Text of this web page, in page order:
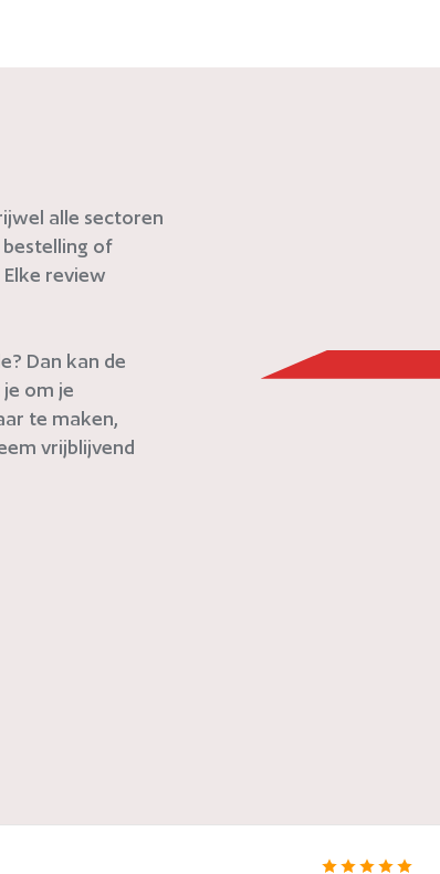
alle sectoren
of
review
Dan kan de
om je
te maken,
vrijblijvend